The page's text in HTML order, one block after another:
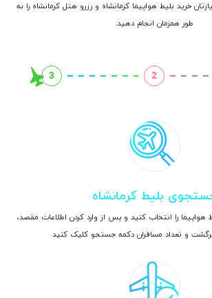
خرید بلیط هواپیما کرمانشاه و رزرو هتل کرمانشاه را به
طور همزمان انجام دهید.
2
3
بلیط کرمانشاه
هواپیما را انتخاب کنید و پس از وارد کردن اطلاعات مقصد،
و تعداد مسافران دکمه جستجو کلیک کنید